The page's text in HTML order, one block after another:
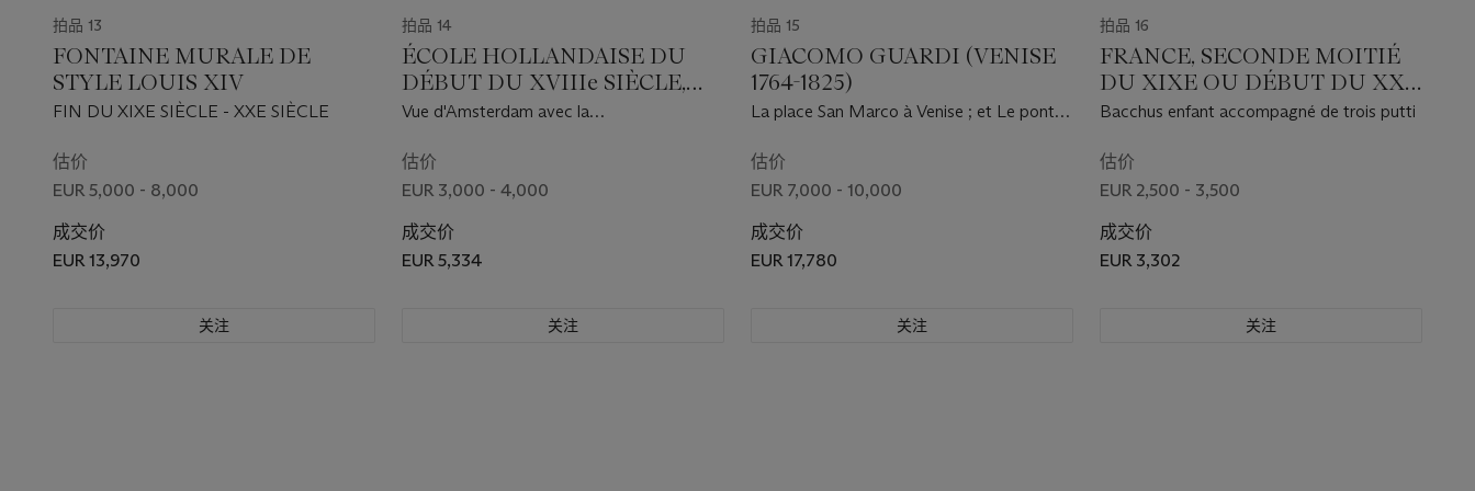
拍品 13
FONTAINE MURALE DE
STYLE LOUIS XIV
FIN DU XIXE SIÈCLE - XXE SIÈCLE
估价
EUR 5,000 - 8,000
成交价
EUR 13,970
关注
拍品 14
ÉCOLE HOLLANDAISE DU
DÉBUT DU XVIIIe SIÈCLE,
SUIVEUR D'ABRAHAM
Vue d'Amsterdam avec la
Stadsherberg depuis le canal du Singel
估价
EUR 3,000 - 4,000
成交价
EUR 5,334
关注
拍品 15
GIACOMO GUARDI (VENISE
1764-1825)
La place San Marco à Venise ; et Le pont
估价
EUR 7,000 - 10,000
成交价
EUR 17,780
关注
拍品 16
FRANCE, SECONDE MOITIÉ
DU XIXE OU DÉBUT DU XXE
SIÈCLE
Bacchus enfant accompagné de trois putti
估价
EUR 2,500 - 3,500
成交价
EUR 3,302
关注